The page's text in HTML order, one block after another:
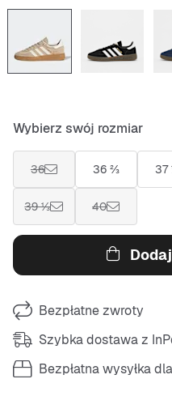
Wybierz swój rozmiar
36 36 ⅔ 37
39 ⅓ 40
Bezpłatne zwroty
Szybka dostawa z
Bezpłatna wysyłka